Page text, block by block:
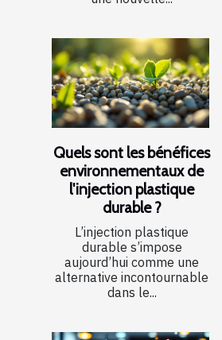
Quels sont les bénéfices
environnementaux de
l'injection plastique
durable ?
L’injection plastique
durable s’impose
aujourd’hui comme une
alternative incontournable
dans le...